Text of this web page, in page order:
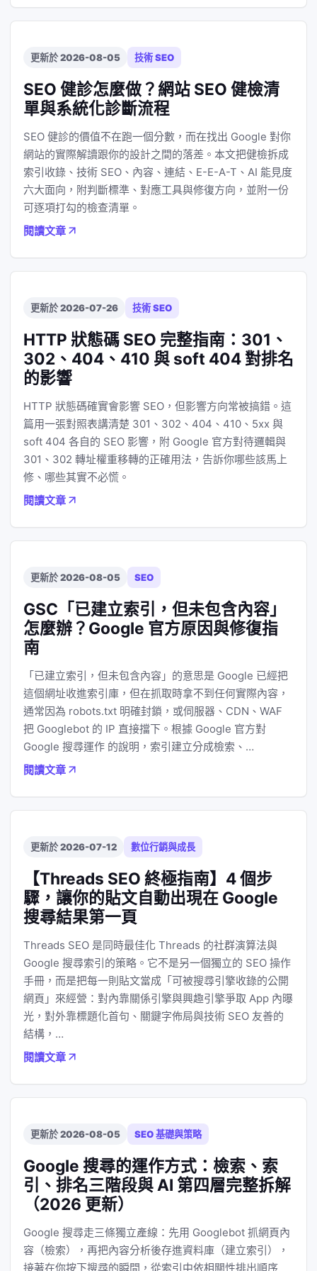
更新於 2026-08-05 技術 SEO
SEO 健診怎麼做？網站 SEO 健檢清
單與系統化診斷流程
SEO 健診的價值不在跑一個分數，而在找出 Google 對你
網站的實際解讀跟你的設計之間的落差。本文把健檢拆成
索引收錄、技術 SEO、內容、連結、E-E-A-T、AI 能見度
六大面向，附判斷標準、對應工具與修復方向，並附一份
可逐項打勾的檢查清單。
閱讀文章
更新於 2026-07-26 技術 SEO
HTTP 狀態碼 SEO 完整指南：301、
302、404、410 與 soft 404 對排名
的影響
HTTP 狀態碼確實會影響 SEO，但影響方向常被搞錯。這
篇用一張對照表講清楚 301、302、404、410、5xx 與
soft 404 各自的 SEO 影響，附 Google 官方對待邏輯與
301、302 轉址權重移轉的正確用法，告訴你哪些該馬上
修、哪些其實不必慌。
閱讀文章
更新於 2026-08-05 SEO
GSC「已建立索引，但未包含內容」
怎麼辦？Google 官方原因與修復指
南
「已建立索引，但未包含內容」的意思是 Google 已經把
這個網址收進索引庫，但在抓取時拿不到任何實際內容，
通常因為 robots.txt 明確封鎖，或伺服器、CDN、WAF
把 Googlebot 的 IP 直接擋下。根據 Google 官方對
Google 搜尋運作 的說明，索引建立分成檢索、…
閱讀文章
更新於 2026-07-12 數位行銷與成長
【Threads SEO 終極指南】4 個步
驟，讓你的貼文自動出現在 Google
搜尋結果第一頁
Threads SEO 是同時最佳化 Threads 的社群演算法與
Google 搜尋索引的策略。它不是另一個獨立的 SEO 操作
手冊，而是把每一則貼文當成「可被搜尋引擎收錄的公開
網頁」來經營：對內靠關係引擎與興趣引擎爭取 App 內曝
光，對外靠標題化首句、關鍵字佈局與技術 SEO 友善的
結構，…
閱讀文章
更新於 2026-08-05 SEO 基礎與策略
Google 搜尋的運作方式：檢索、索
引、排名三階段與 AI 第四層完整拆解
（2026 更新）
Google 搜尋走三條獨立產線：先用 Googlebot 抓網頁內
容（檢索），再把內容分析後存進資料庫（建立索引），
接著在你按下搜尋的瞬間，從索引中依相關性排出順序